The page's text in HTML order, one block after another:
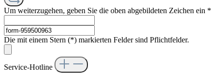
Um weiterzugehen, geben Sie die oben abgebildeten Zeichen ein *
Die mit einem Stern (*) markierten Felder sind Pflichtfelder.
Service-Hotline